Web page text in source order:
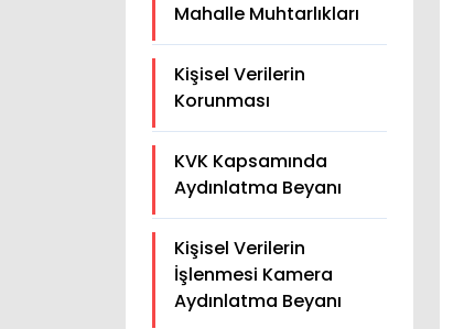
Mahalle Muhtarlıkları
Kişisel Verilerin
Korunması
KVK Kapsamında
Aydınlatma Beyanı
Kişisel Verilerin
İşlenmesi Kamera
Aydınlatma Beyanı